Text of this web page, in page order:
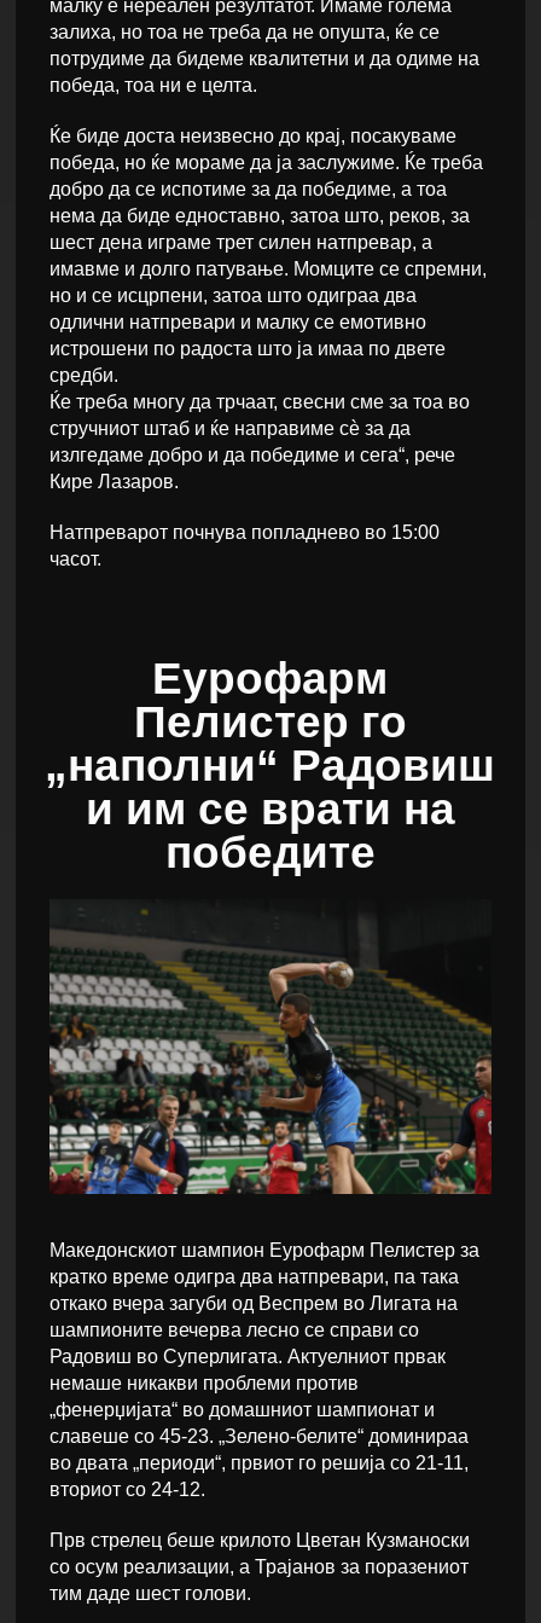
малку е нереален резултатот. Имаме голема
залиха, но тоа не треба да не опушта, ќе се
потрудиме да бидеме квалитетни и да одиме на
победа, тоа ни е целта.
Ќе биде доста неизвесно до крај, посакуваме
победа, но ќе мораме да ја заслужиме. Ќе треба
добро да се испотиме за да победиме, а тоа
нема да биде едноставно, затоа што, реков, за
шест дена играме трет силен натпревар, а
имавме и долго патување. Момците се спремни,
но и се исцрпени, затоа што одиграа два
одлични натпревари и малку се емотивно
истрошени по радоста што ја имаа по двете
средби.
Ќе треба многу да трчаат, свесни сме за тоа во
стручниот штаб и ќе направиме сѐ за да
излгедаме добро и да победиме и сега“, рече
Кире Лазаров.
Натпреварот почнува попладнево во 15:00
часот.
Еурофарм
Пелистер го
„наполни“ Радовиш
и им се врати на
победите
Македонскиот шампион Еурофарм Пелистер за
кратко време одигра два натпревари, па така
откако вчера загуби од Веспрем во Лигата на
шампионите вечерва лесно се справи со
Радовиш во Суперлигата. Актуелниот првак
немаше никакви проблеми против
„фенерџијата“ во домашниот шампионат и
славеше со 45-23. „Зелено-белите“ доминираа
во двата „периоди“, првиот го решија со 21-11,
вториот со 24-12.
Прв стрелец беше крилото Цветан Кузманоски
со осум реализации, а Трајанов за поразениот
тим даде шест голови.